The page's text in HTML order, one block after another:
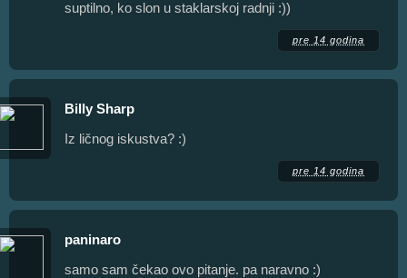
suptilno, ko slon u staklarskoj radnji :))
pre 14 godina
Billy Sharp
Iz ličnog iskustva? :)
pre 14 godina
paninaro
samo sam čekao ovo pitanje. pa naravno :)